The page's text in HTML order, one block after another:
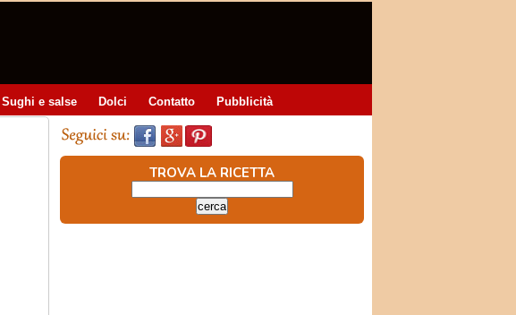
Sughi e salse Dolci Contatto Pubblicità
TROVA LA RICETTA